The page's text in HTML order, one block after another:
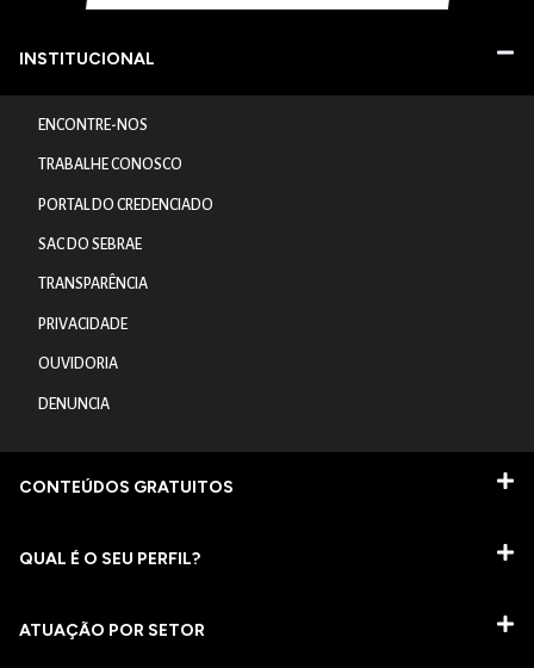
INSTITUCIONAL
ENCONTRE-NOS
TRABALHE CONOSCO
PORTAL DO CREDENCIADO
SAC DO SEBRAE
TRANSPARÊNCIA
PRIVACIDADE
OUVIDORIA
DENUNCIA
CONTEÚDOS GRATUITOS
QUAL É O SEU PERFIL?
ATUAÇÃO POR SETOR